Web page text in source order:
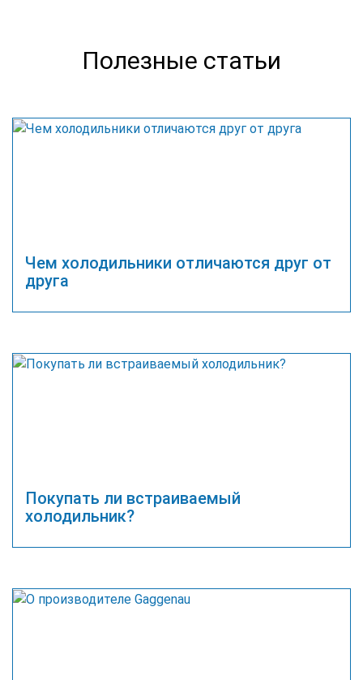
Полезные статьи
Чем холодильники отличаются друг от
друга
Покупать ли встраиваемый
холодильник?